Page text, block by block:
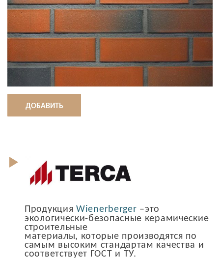
ДОБАВИТЬ
Продукция Wienerberger –это
экологически-безопасные керамические
строительные
материалы, которые производятся по
самым высоким стандартам качества и
соответствует ГОСТ и ТУ.